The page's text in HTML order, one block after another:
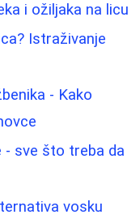
i ožiljaka na licu
Istraživanje
- Kako
- sve što treba da
vosku